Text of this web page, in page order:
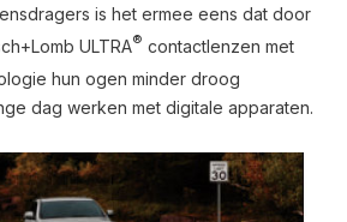
is het ermee eens dat door
ULTRA® contactlenzen met
hun ogen minder droog
dag werken met digitale apparaten.